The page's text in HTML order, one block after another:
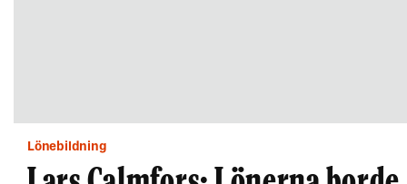
Lönebildning